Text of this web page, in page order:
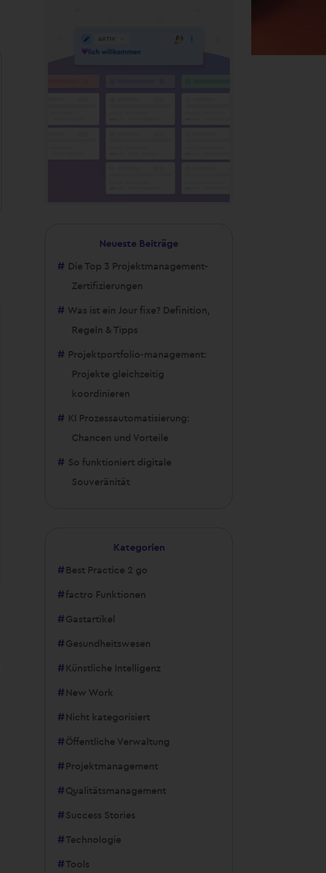
Neueste Beiträge
Die Top 3 Projektmanagement-
Zertifizierungen
Was ist ein Jour fixe? Definition,
Regeln & Tipps
Projektportfolio-management:
Projekte gleichzeitig
koordinieren
KI Prozessautomatisierung:
Chancen und Vorteile
So funktioniert digitale
Souveränität
Kategorien
Best Practice 2 go
factro Funktionen
Gastartikel
Gesundheitswesen
Künstliche Intelligenz
New Work
Nicht kategorisiert
Öffentliche Verwaltung
Projektmanagement
Qualitätsmanagement
Success Stories
Technologie
Tools